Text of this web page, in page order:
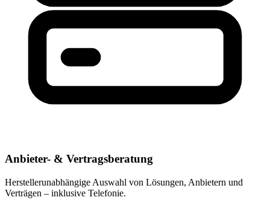
Anbieter- & Vertragsberatung
Herstellerunabhängige Auswahl von Lösungen, Anbietern und
Verträgen – inklusive Telefonie.